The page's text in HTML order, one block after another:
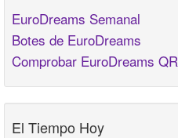
EuroDreams Semanal
Botes de EuroDreams
Comprobar EuroDreams QR
El Tiempo Hoy